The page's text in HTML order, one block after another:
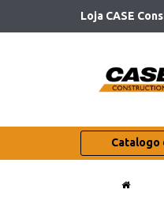
Loja CASE
Catalogo